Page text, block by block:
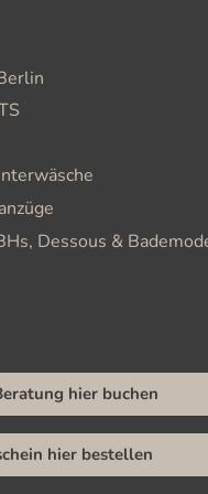
Dessous &
hier buchen
hier bestellen